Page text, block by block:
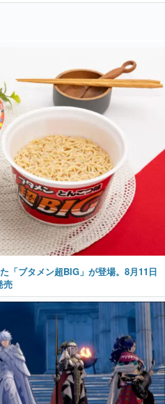
「ブタメン超BIG」が登場。8月11日
売